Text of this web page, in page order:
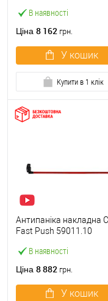
В наявності
штангою 900 мм
Ціна 8 162 грн.
У кошик
Купити в 1 клік
В наявності
Антипаніка накладна
Fast Push 59011.10
штангою 1500 мм
Ціна 8 882 грн.
У кошик